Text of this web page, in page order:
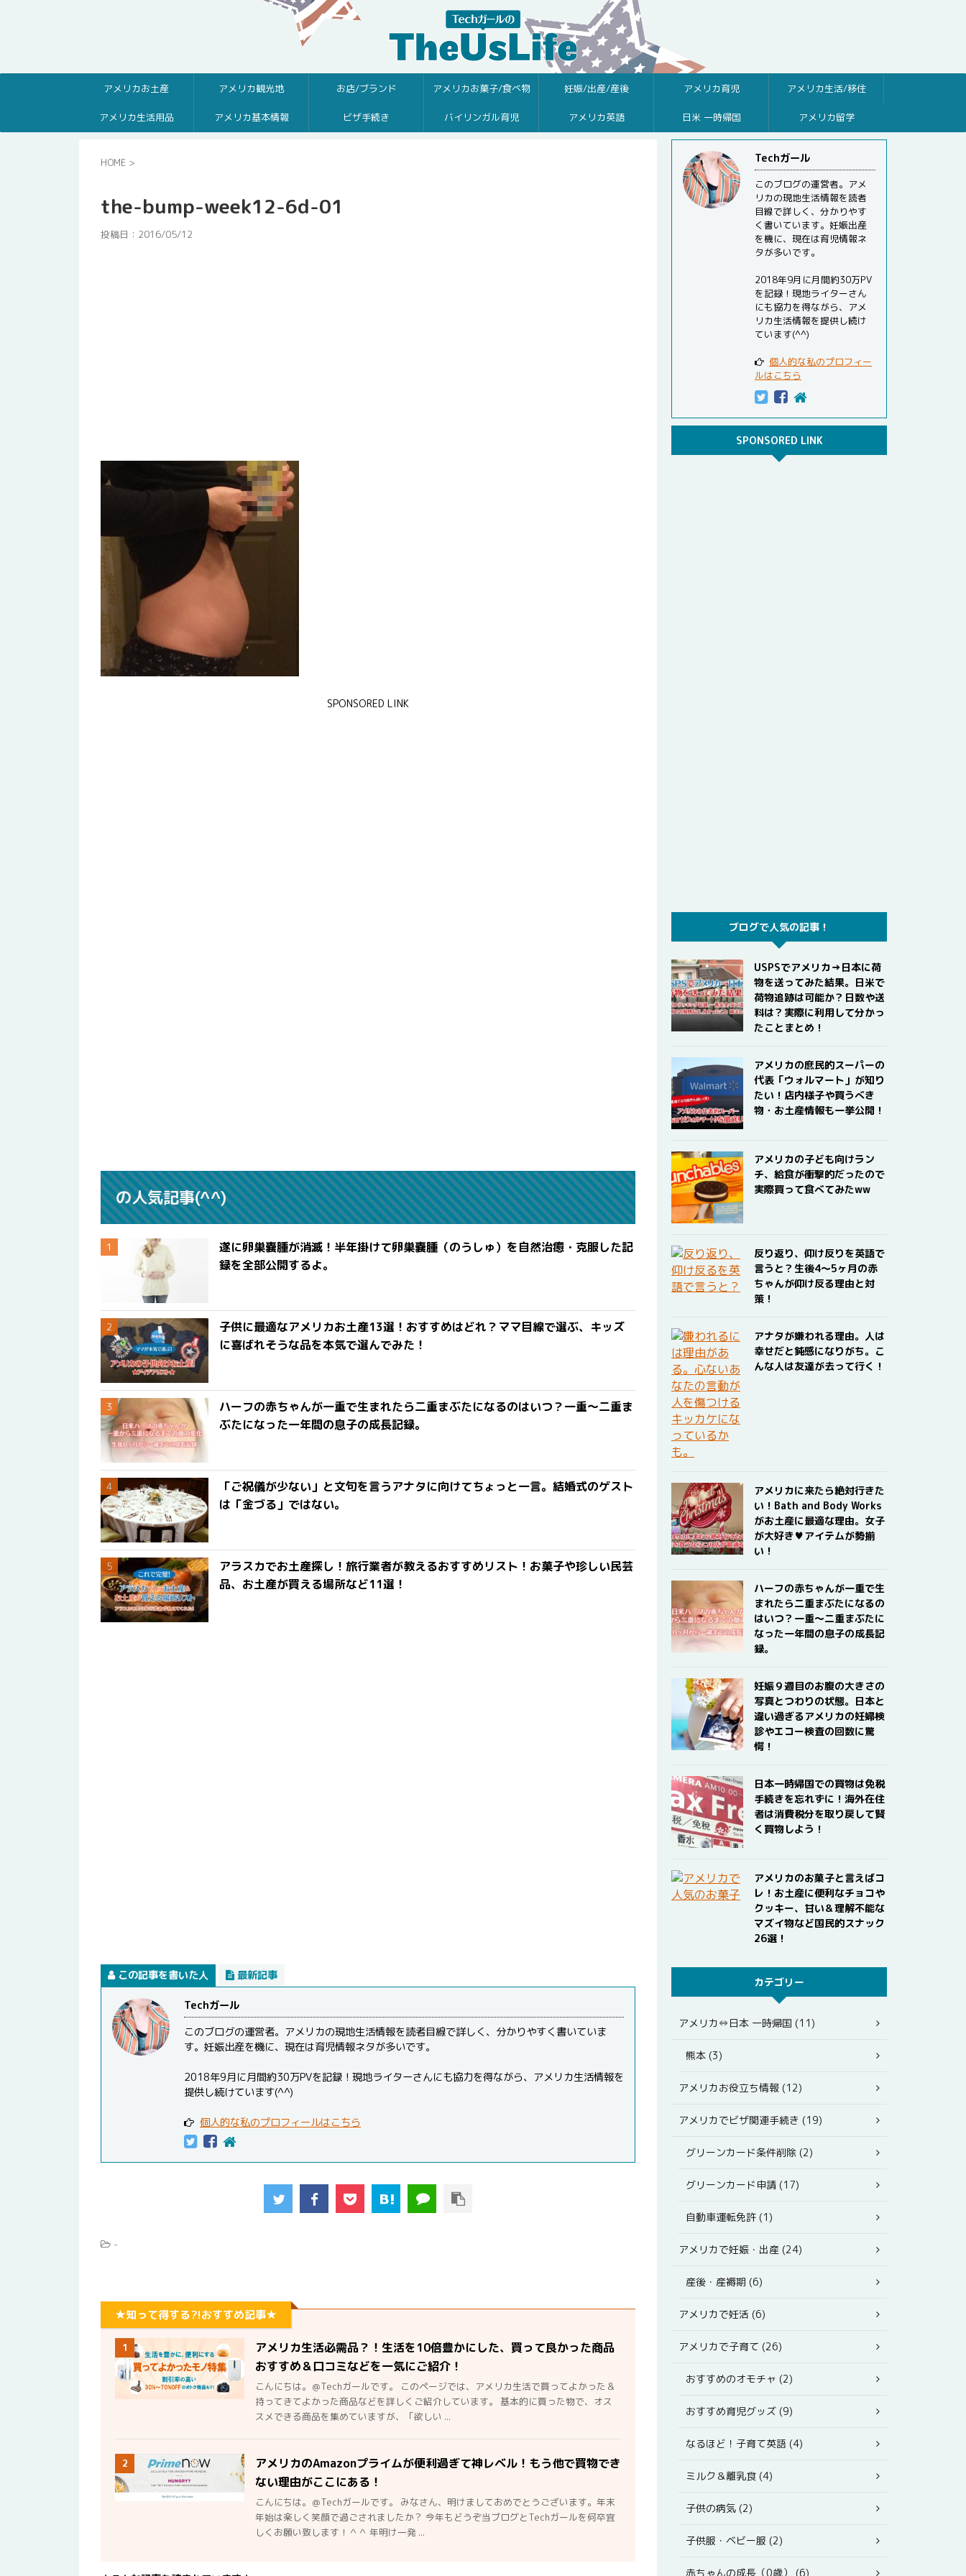
アメリカお土産 アメリカ観光地 お店/ブランド アメリカお菓子/食べ物 妊娠/出産/産後 アメリカ育児 アメリカ生活/移住
アメリカ生活用品 アメリカ基本情報 ビザ手続き バイリンガル育児 アメリカ英語 日米 一時帰国 アメリカ留学
HOME >
the-bump-week12-6d-01
投稿日： 2016/05/12
SPONSORED LINK
の人気記事(^^)
遂に卵巣嚢腫が消滅！半年掛けて卵巣嚢腫（のうしゅ）を自然治癒・克服した記
録を全部公開するよ。
子供に最適なアメリカお土産13選！おすすめはどれ？ママ目線で選ぶ、キッズ
に喜ばれそうな品を本気で選んでみた！
ハーフの赤ちゃんが一重で生まれたら二重まぶたになるのはいつ？一重〜二重ま
ぶたになった一年間の息子の成長記録。
「ご祝儀が少ない」と文句を言うアナタに向けてちょっと一言。結婚式のゲスト
は「金づる」ではない。
アラスカでお土産探し！旅行業者が教えるおすすめリスト！お菓子や珍しい民芸
品、お土産が買える場所など11選！
この記事を書いた人 最新記事
Techガール
このブログの運営者。アメリカの現地生活情報を読者目線で詳しく、分かりやすく書いていま
す。妊娠出産を機に、現在は育児情報ネタが多いです。
2018年9月に月間約30万PVを記録！現地ライターさんにも協力を得ながら、アメリカ生活情報を
提供し続けています(^^)
個人的な私のプロフィールはこちら
-
★知って得する?!おすすめ記事★
1
アメリカ生活必需品？！生活を10倍豊かにした、買って良かった商品
おすすめ＆口コミなどを一気にご紹介！
こんにちは。＠Techガールです。 このページでは、アメリカ生活で買ってよかった＆
持ってきてよかった商品などを詳しくご紹介しています。 基本的に買った物で、オス
スメできる商品を集めていますが、「欲しい ...
2
アメリカのAmazonプライムが便利過ぎて神レベル！もう他で買物でき
ない理由がここにある！
こんにちは。＠Techガールです。 みなさん、明けましておめでとうございます。年末
年始は楽しく笑顔で過ごされましたか？ 今年もどうぞ当ブログとTechガールを何卒宜
しくお願い致します！＾＾ 年明け一発 ...
Techガール
このブログの運営者。アメ
リカの現地生活情報を読者
目線で詳しく、分かりやす
く書いています。妊娠出産
を機に、現在は育児情報ネ
タが多いです。
2018年9月に月間約30万PV
を記録！現地ライターさん
にも協力を得ながら、アメ
リカ生活情報を提供し続け
ています(^^)
個人的な私のプロフィー
ルはこちら
SPONSORED LINK
ブログで人気の記事！
USPSでアメリカ→日本に荷
物を送ってみた結果。日米で
荷物追跡は可能か？日数や送
料は？実際に利用して分かっ
たことまとめ！
アメリカの庶民的スーパーの
代表「ウォルマート」が知り
たい！店内様子や買うべき
物・お土産情報も一挙公開！
アメリカの子ども向けラン
チ、給食が衝撃的だったので
実際買って食べてみたww
反り返り、仰け反りを英語で
言うと？生後4〜5ヶ月の赤
ちゃんが仰け反る理由と対
策！
アナタが嫌われる理由。人は
幸せだと鈍感になりがち。こ
んな人は友達が去って行く！
アメリカに来たら絶対行きた
い！Bath and Body Works
がお土産に最適な理由。女子
が大好き♥アイテムが勢揃
い！
ハーフの赤ちゃんが一重で生
まれたら二重まぶたになるの
はいつ？一重〜二重まぶたに
なった一年間の息子の成長記
録。
妊娠９週目のお腹の大きさの
写真とつわりの状態。日本と
違い過ぎるアメリカの妊婦検
診やエコー検査の回数に驚
愕！
日本一時帰国での買物は免税
手続きを忘れずに！海外在住
者は消費税分を取り戻して賢
く買物しよう！
アメリカのお菓子と言えばコ
レ！お土産に便利なチョコや
クッキー、甘い＆理解不能な
マズイ物など国民的スナック
26選！
カテゴリー
アメリカ⇔日本 一時帰国 (11)
熊本 (3)
アメリカお役立ち情報 (12)
アメリカでビザ関連手続き (19)
グリーンカード条件削除 (2)
グリーンカード申請 (17)
自動車運転免許 (1)
アメリカで妊娠・出産 (24)
産後・産褥期 (6)
アメリカで妊活 (6)
アメリカで子育て (26)
おすすめのオモチャ (2)
おすすめ育児グッズ (9)
なるほど！子育て英語 (4)
ミルク＆離乳食 (4)
子供の病気 (2)
子供服・ベビー服 (2)
赤ちゃんの成長（0歳） (6)